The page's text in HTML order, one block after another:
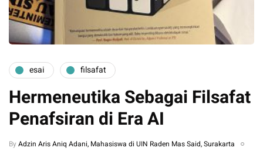
esai filsafat
Hermeneutika Sebagai Filsafat
Penafsiran di Era AI
By Adzin Aris Aniq Adani, Mahasiswa di UIN Raden Mas Said, Surakarta